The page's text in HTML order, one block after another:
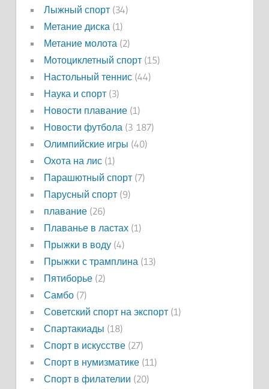
Лыжный спорт(34)
Метание диска(1)
Метание молота(2)
Мотоциклетный спорт(15)
Настольный теннис(44)
Наука и спорт(3)
Новости плавание(1)
Новости футбола(3 187)
Олимпийские игры (40)
Охота на лис(1)
Парашютный спорт(7)
Парусный спорт(9)
плавание(26)
Плаванье в ластах(1)
Прыжки в воду(4)
Прыжки с трамплина(13)
Пятиборье(2)
Самбо(7)
Советский спорт на экспорт(1)
Спартакиады (18)
Спорт в искусстве(27)
Спорт в нумизматике(11)
Спорт в филателии (20)